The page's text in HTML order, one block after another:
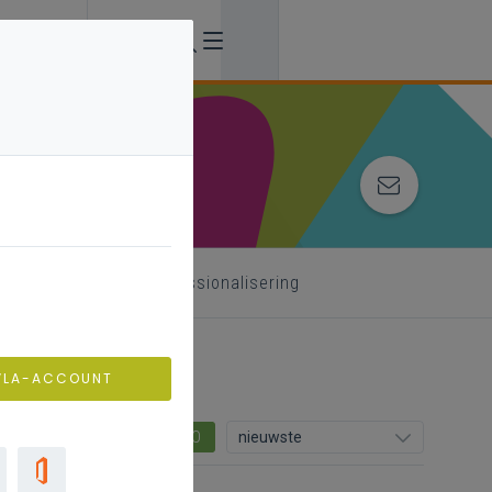
professionalisering
0 nieuwste
ACCOUNT